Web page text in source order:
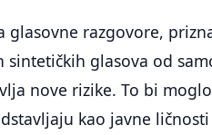
razgovore,
glasova od
nove rizike. To bi
kao javne